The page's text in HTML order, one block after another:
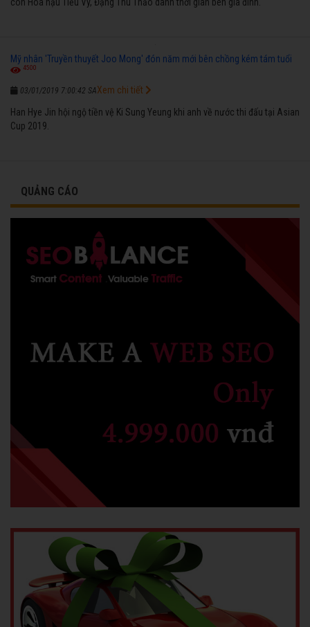
Mỹ nhân 'Truyền thuyết Joo Mong' đón năm mới bên chồng kém tám tuổi
4500
03/01/2019 7:00:42 SA
Han Hye Jin hội ngộ tiền vệ Ki Sung Yeung khi anh về nước thi đấu tại Asian
Cup 2019.
Xem chi tiết
QUẢNG CÁO